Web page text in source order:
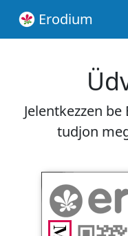
Erodium
Jelentkezzen
tudjon